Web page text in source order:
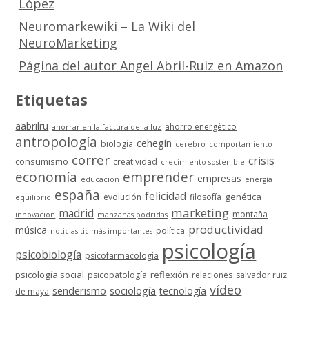
López
Neuromarkewiki – La Wiki del
NeuroMarketing
Página del autor Angel Abril-Ruiz en Amazon
Etiquetas
aabrilru ahorrar en la factura de la luz ahorro energético
antropología biología cehegín cerebro comportamiento
consumismo correr creatividad crecimiento sostenible crisis
economía educación emprender empresas energía
equilibrio españa evolución felicidad filosofía genética
innovación madrid manzanas podridas marketing montaña
música noticias tic más importantes política productividad
psicobiología psicofarmacología psicología
psicología social psicopatología reflexión relaciones salvador ruiz
de maya senderismo sociología tecnología vídeo